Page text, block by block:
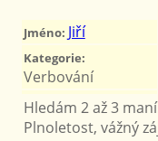
Jméno: Jiří
Kategorie:
Verbování
Hledám 2 až 3
Plnoletost, vážný